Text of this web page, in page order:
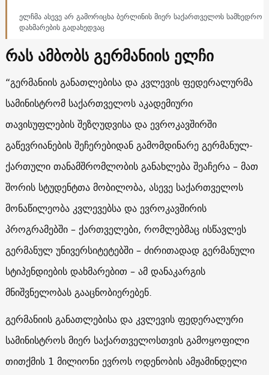
ელჩმა ასევე არ გამორიცხა ბერლინის მიერ საქართველოს სამხედრო
დახმარების გადახედვაც
რას ამბობს გერმანიის ელჩი
“გერმანიის განათლებისა და კვლევის ფედერალურმა
სამინისტრომ საქართველოს აკადემიური
თავისუფლების შეზღუდვისა და ევროკავშირში
გაწევრიანების შეჩერებიდან გამომდინარე გერმანულ-
ქართული თანამშრომლობის განახლება შეაჩერა – მათ
შორის სტუდენტთა მობილობა, ასევე საქართველოს
მონაწილეობა კვლევებსა და ევროკავშირის
პროგრამებში – ქართველები, რომლებმაც ისწავლეს
გერმანულ უნივერსიტეტებში – ძირითადად გერმანული
სტიპენდიების დახმარებით – ამ დანაკარგის
მნიშვნელობას გააცნობიერებენ.
გერმანიის განათლებისა და კვლევის ფედერალური
სამინისტროს მიერ საქართველოსთვის გამოყოფილი
თითქმის 1 მილიონი ევროს ოდენობის ამჟამინდელი